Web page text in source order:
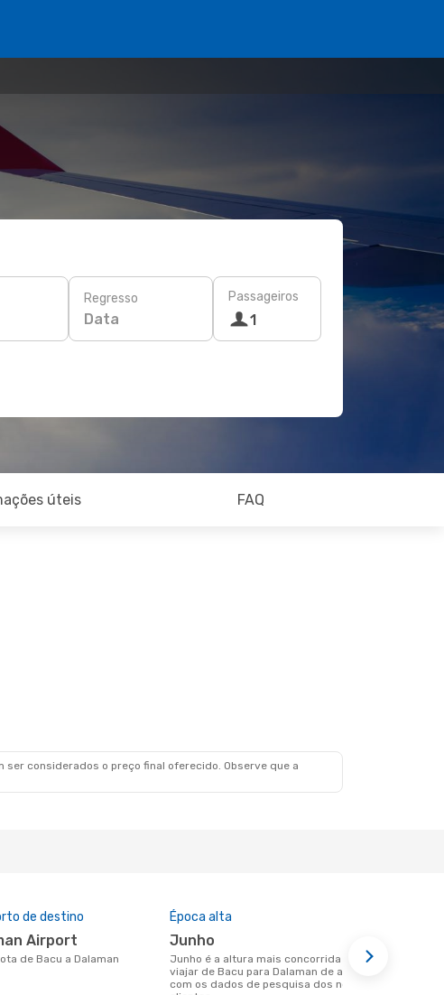
Regresso
Data
Passageiros
1
úteis FAQ
considerados o preço final oferecido. Observe que a
de destino
Airport
de Bacu a Dalaman
Época alta
junho
junho é a altura mais concorrida para
viajar de Bacu para Dalaman de acordo
com os dados de pesquisa dos nossos